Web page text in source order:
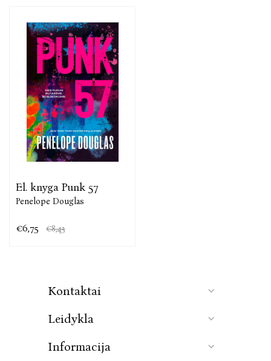
El. knyga Punk 57
Penelope Douglas
€6,75 €8,43
Kontaktai
Leidykla
Informacija